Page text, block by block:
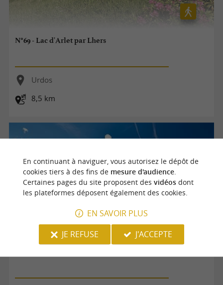
N°69 - Lac d'Arlet par Lhers
Urdos
8,5 km
En continuant à naviguer, vous autorisez le dépôt de
cookies tiers à des fins de mesure d'audience.
Certaines pages du site proposent des vidéosdont
les plateformes déposent également des cookies.
EN SAVOIR PLUS
JE REFUSE
J'ACCEPTE